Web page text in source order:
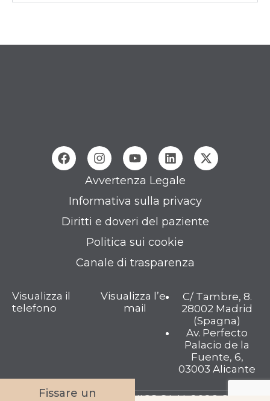
Avvertenza Legale
Informativa sulla privacy
Diritti e doveri del paziente
Politica sui cookie
Canale di trasparenza
Visualizza il
telefono
Visualizza l’e-
mail
C/ Tambre, 8.
28002 Madrid
(Spagna)
Av. Perfecto
Palacio de la
Fuente, 6,
03003 Alicante
Fissare un